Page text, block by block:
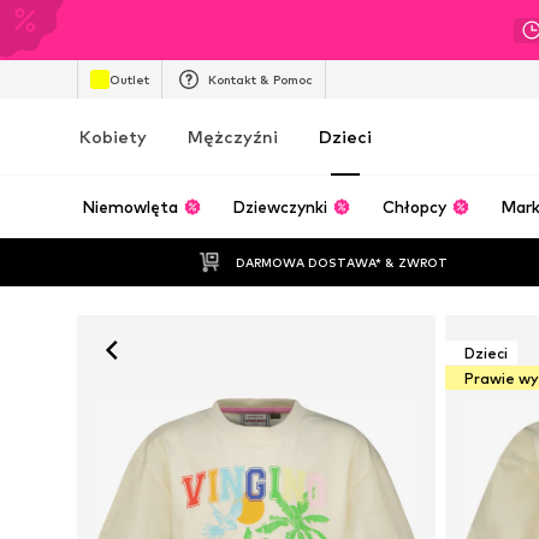
Outlet Kontakt & Pomoc
Kobiety Mężczyźni Dzieci
Niemowlęta Dziewczynki Chłopcy
DARMOWA DOSTAWA* & ZWROT
Dzieci
Prawie